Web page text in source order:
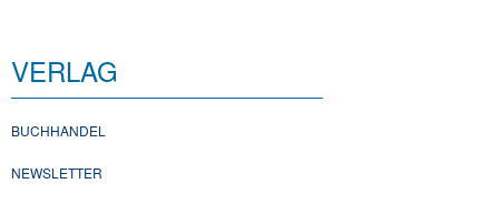
VERLAG
BUCHHANDEL
NEWSLETTER